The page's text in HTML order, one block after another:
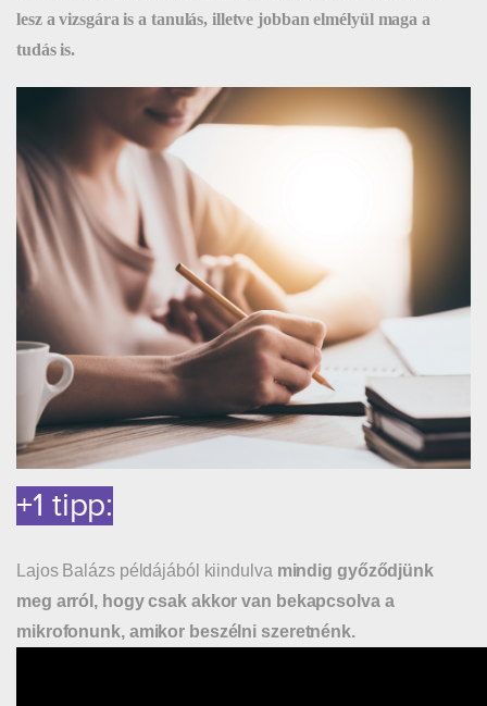
lesz a vizsgára is a tanulás, illetve jobban elmélyül maga a
tudás is.
+1 tipp:
Lajos Balázs példájából kiindulva mindig győződjünk
meg arról, hogy csak akkor van bekapcsolva a
mikrofonunk, amikor beszélni szeretnénk.